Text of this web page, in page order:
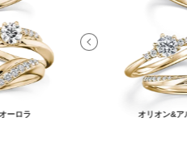
ーロラ オリオン&ア